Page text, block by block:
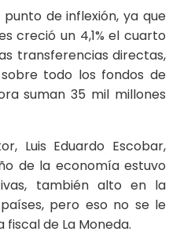
de inflexión, ya que
creció un 4,1% el cuarto
transferencias directas,
sobre todo los fondos de
suman 35 mil millones
Luis Eduardo Escobar,
de la economía estuvo
también alto en la
pero eso no se le
de La Moneda.